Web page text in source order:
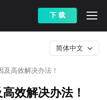
下 载
及高效解决办法！
简体中文
效解决办法！